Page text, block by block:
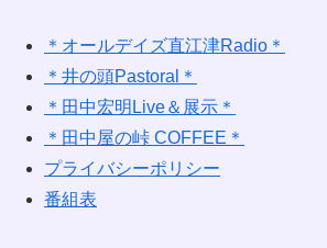
＊オールデイズ直江津Radio＊
＊井の頭Pastoral＊
＊田中宏明Live＆展示＊
＊田中屋の峠 COFFEE＊
プライバシーポリシー
番組表